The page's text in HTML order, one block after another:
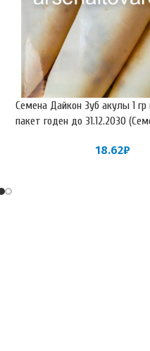
Семена Дайкон Зуб акулы 1 гр
пакет годен до 31.12.2030
18.62₽